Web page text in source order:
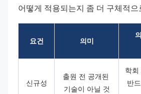
어떻게 적용되는지 좀 더 구체적
요건 의미
신규성
출원 전 공개된
기술이 아닐 것
학
반